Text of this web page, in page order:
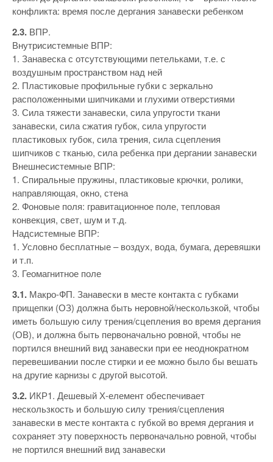
конфликта: время после дергания занавески ребенком
2.3. ВПР.
Внутрисистемные ВПР:
1. Занавеска с отсутствующими петельками, т.е. с
воздушным пространством над ней
2. Пластиковые профильные губки с зеркально
расположенными шипчиками и глухими отверстиями
3. Сила тяжести занавески, сила упругости ткани
занавески, сила сжатия губок, сила упругости
пластиковых губок, сила трения, сила сцепления
шипчиков с тканью, сила ребенка при дергании занавески
Внешнесистемные ВПР:
1. Спиральные пружины, пластиковые крючки, ролики,
направляющая, окно, стена
2. Фоновые поля: гравитационное поле, тепловая
конвекция, свет, шум и т.д.
Надсистемные ВПР:
1. Условно бесплатные – воздух, вода, бумага, деревяшки
и т.п.
3. Геомагнитное поле
3.1. Макро-ФП. Занавески в месте контакта с губками
прищепки (ОЗ) должна быть неровной/нескользкой, чтобы
иметь большую силу трения/сцепления во время дергания
(ОВ), и должна быть первоначально ровной, чтобы не
портился внешний вид занавески при ее неоднократном
перевешивании после стирки и ее можно было бы вешать
на другие карнизы с другой высотой.
3.2. ИКР1. Дешевый Х-елемент обеспечивает
нескользкость и большую силу трения/сцепления
занавески в месте контакта с губкой во время дергания и
сохраняет эту поверхность первоначально ровной, чтобы
не портился внешний вид занавески